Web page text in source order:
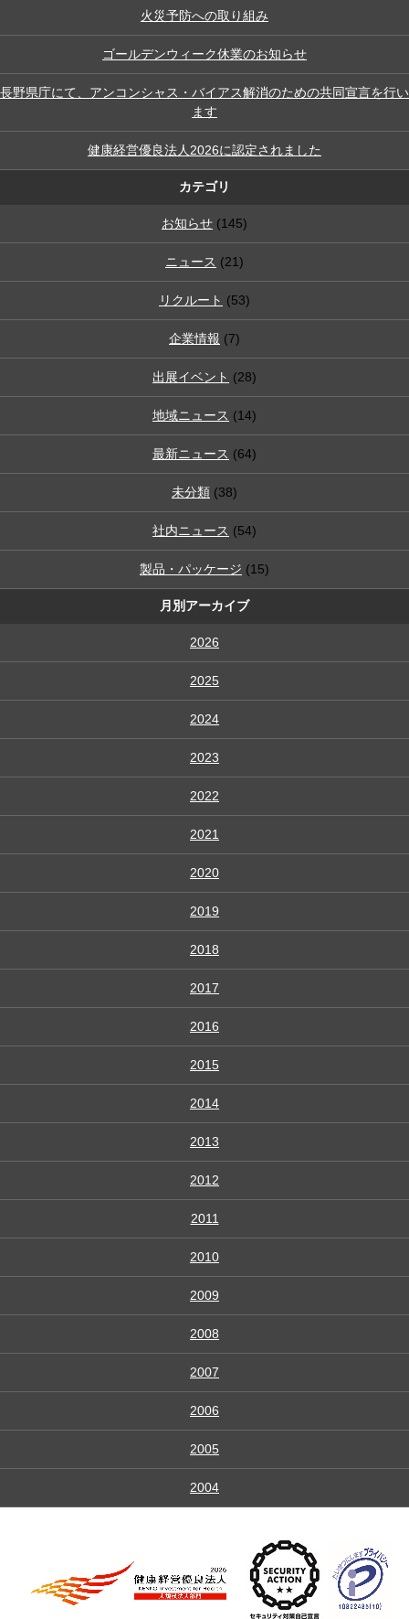
火災予防への取り組み
ゴールデンウィーク休業のお知らせ
長野県庁にて、アンコンシャス・バイアス解消のための共同宣言を行い
ます
健康経営優良法人2026に認定されました
カテゴリ
お知らせ (145)
ニュース (21)
リクルート (53)
企業情報 (7)
出展イベント (28)
地域ニュース (14)
最新ニュース (64)
未分類 (38)
社内ニュース (54)
製品・パッケージ (15)
月別アーカイブ
2026
2025
2024
2023
2022
2021
2020
2019
2018
2017
2016
2015
2014
2013
2012
2011
2010
2009
2008
2007
2006
2005
2004